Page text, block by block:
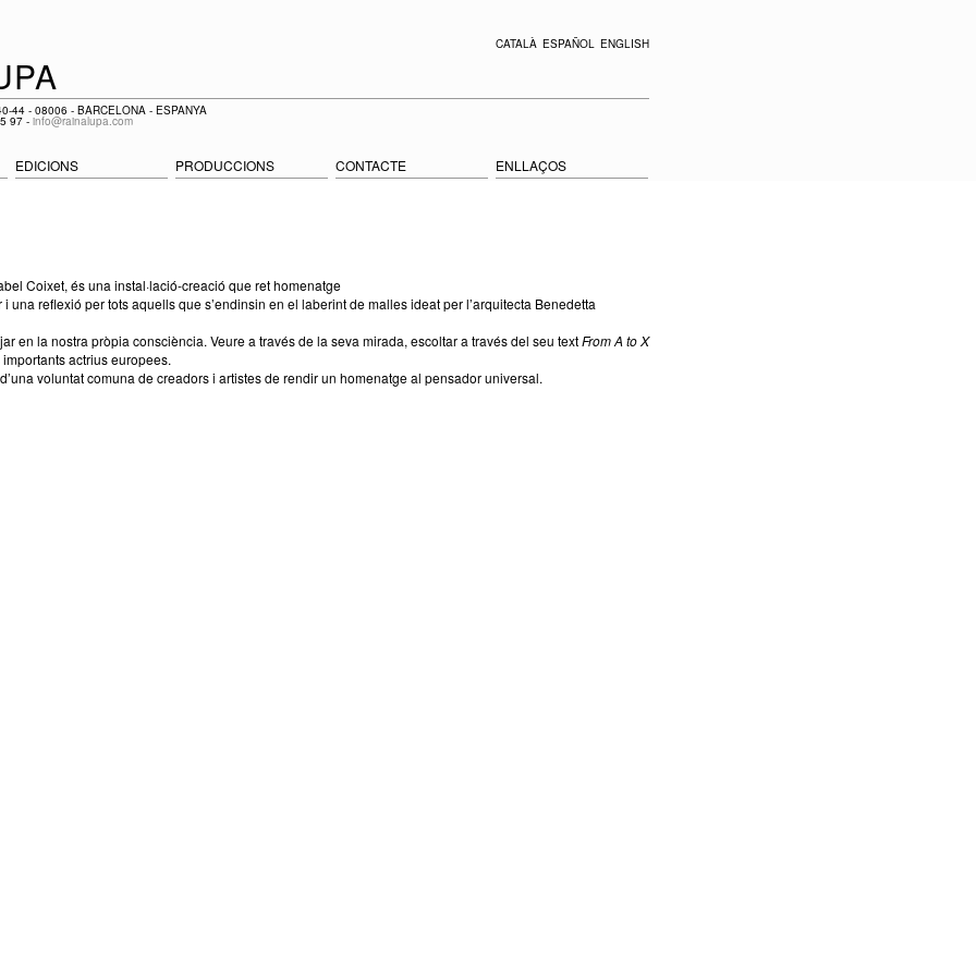
CATALÀ ESPAÑOL ENGLISH
44 - 08006 - BARCELONA - ESPANYA
97 - info@rainalupa.com
EDICIONS PRODUCCIONS CONTACTE ENLLAÇOS
Coixet, és una instal·lació-creació que ret homenatge
una reflexió per tots aquells que s’endinsin en el laberint de malles ideat per l’arquitecta Benedetta
en la nostra pròpia consciència. Veure a través de la seva mirada, escoltar a través del seu textFrom A to X
actrius europees.
voluntat comuna de creadors i artistes de rendir un homenatge al pensador universal.